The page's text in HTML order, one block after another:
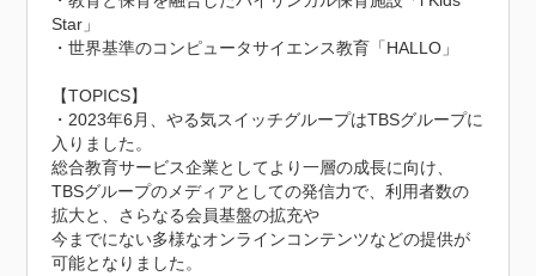
Star」
・世界基準のコンピュータサイエンス教育「HALLO」
【TOPICS】
・2023年6月、やる気スイッチグループはTBSグループに
入りました。
総合教育サービス企業としてより一層の成長に向け、
TBSグループのメディアとしての発信力で、利用者数の
拡大と、さらなる会員基盤の拡充や
今までにない多様なオンラインコンテンツなどの提供が
可能となりました。